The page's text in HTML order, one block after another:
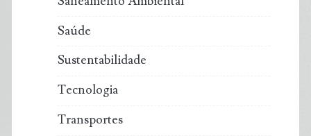
Saúde
Sustentabilidade
Tecnologia
Transportes